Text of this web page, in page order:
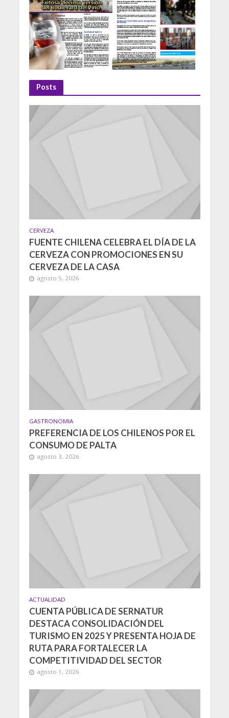
Posts
CERVEZA
FUENTE CHILENA CELEBRA EL DÍA DE LA
CERVEZA CON PROMOCIONES EN SU
CERVEZA DE LA CASA
agosto 5, 2026
GASTRONOMIA
PREFERENCIA DE LOS CHILENOS POR EL
CONSUMO DE PALTA
agosto 3, 2026
ACTUALIDAD
CUENTA PÚBLICA DE SERNATUR
DESTACA CONSOLIDACIÓN DEL
TURISMO EN 2025 Y PRESENTA HOJA DE
RUTA PARA FORTALECER LA
COMPETITIVIDAD DEL SECTOR
agosto 1, 2026